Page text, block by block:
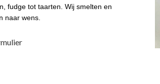
fudge tot taarten. Wij smelten en
naar wens.